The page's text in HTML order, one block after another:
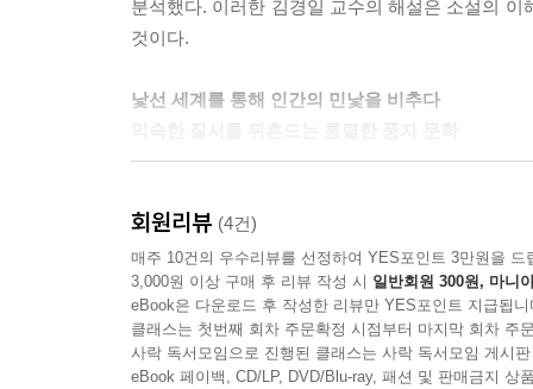
새는 알을 깨고 나오기 위해 몸부림친다. 알은 곧
나는 그 문장을 여러 번 읽은 뒤 깊은 생각에 잠겼
--- p.176, 「5장 ‘새는 알을 깨고 나오기 위해 몸부
그는 갑자기 내 어깨를 탁 치며 나를 깜짝 놀라게
“젊은 친구.” 그가 의미심장하게 말했다. “자네에
고 싶지는 않지만 이렇게 말해주지. 그 꿈들을 살
하나의 길이야. 자네와 나, 그리고 몇몇 사람들이
분석했다. 이러한 김경일 교수의 해설은 소설의
것이다.
낯선 세계를 통해 인간의 민낯을 비추다
형성과 선악의 이분법에 대한 근본적인 질문이
드러내고, 개인이 자신의 내면을 직시하며 진정한
내면의 ‘어둠’과 ‘빛’을 모두 포용해야만 온전
당연하게 받아들여온 세계의 기준을 의심하고 스
『데미안』은 시공간을 뛰어넘어 현대의 독자
회원리뷰 (4건)
매주 10건의 우수리뷰를 선정하여 YES포인트 3만원을 드
3,000원 이상 구매 후 리뷰 작성 시 일반회원 300원, 마니
eBook은 다운로드 후 작성한 리뷰만 YES포인트 지급됩니
클래스는 첫번째 회차 주문확정 시점부터 마지막 회차 주
사락 독서모임으로 진행된 클래스는 사락 독서모임 게시
eBook 페이백, CD/LP, DVD/Blu-ray, 패션 및 판매금지 상